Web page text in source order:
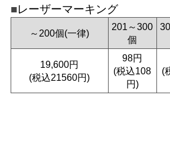
レーザーマーキング
～200個(一律)
201～300
個
19,600円
(税込21560円)
98円
(税込108
円)
(